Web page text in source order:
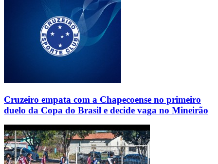
Cruzeiro empata com a Chapecoense no primeiro
duelo da Copa do Brasil e decide vaga no Mineirão